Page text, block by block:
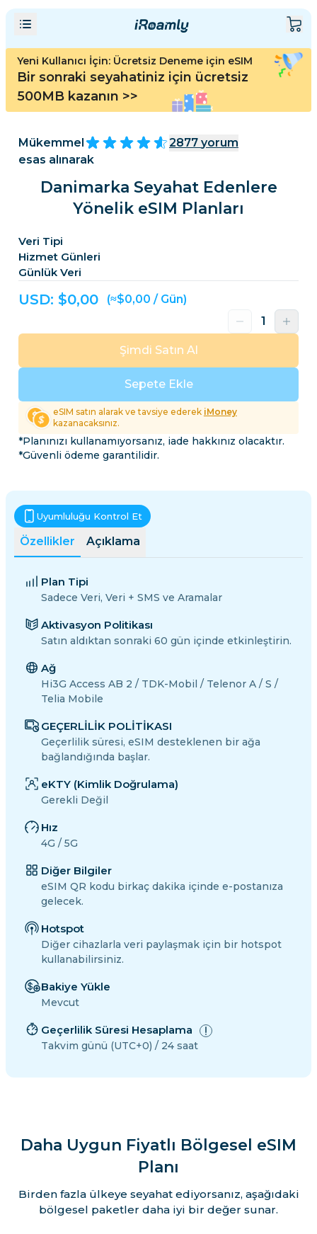
Yeni Kullanıcı İçin: Ücretsiz Deneme için eSIM
Bir sonraki seyahatiniz için ücretsiz
500MB kazanın >>
Mükemmel 2877 yorum
esas alınarak
Danimarka Seyahat Edenlere
Yönelik eSIM Planları
Veri Tipi
Hizmet Günleri
Günlük Veri
USD: $0,00 (≈$0,00 / Gün)
Sepete Ekle
Şimdi Satın Al
eSIM satın alarak ve tavsiye ederek iMoney
kazanacaksınız.
*Planınızı kullanamıyorsanız, iade hakkınız olacaktır.
*Güvenli ödeme garantilidir.
Özellikler Açıklama
Uyumluluğu Kontrol Et
Plan Tipi
Sadece Veri, Veri + SMS ve Aramalar
Aktivasyon Politikası
Satın aldıktan sonraki 60 gün içinde etkinleştirin.
Ağ
Hi3G Access AB 2 / TDK-Mobil / Telenor A / S /
Telia Mobile
GEÇERLİLİK POLİTİKASI
Geçerlilik süresi, eSIM desteklenen bir ağa
bağlandığında başlar.
eKTY (Kimlik Doğrulama)
Gerekli Değil
Hız
4G / 5G
Diğer Bilgiler
eSIM QR kodu birkaç dakika içinde e-postanıza
gelecek.
Hotspot
Diğer cihazlarla veri paylaşmak için bir hotspot
kullanabilirsiniz.
Bakiye Yükle
Mevcut
Geçerlilik Süresi Hesaplama
Takvim günü (UTC+0) / 24 saat
Daha Uygun Fiyatlı Bölgesel eSIM
Planı
Birden fazla ülkeye seyahat ediyorsanız, aşağıdaki
bölgesel paketler daha iyi bir değer sunar.